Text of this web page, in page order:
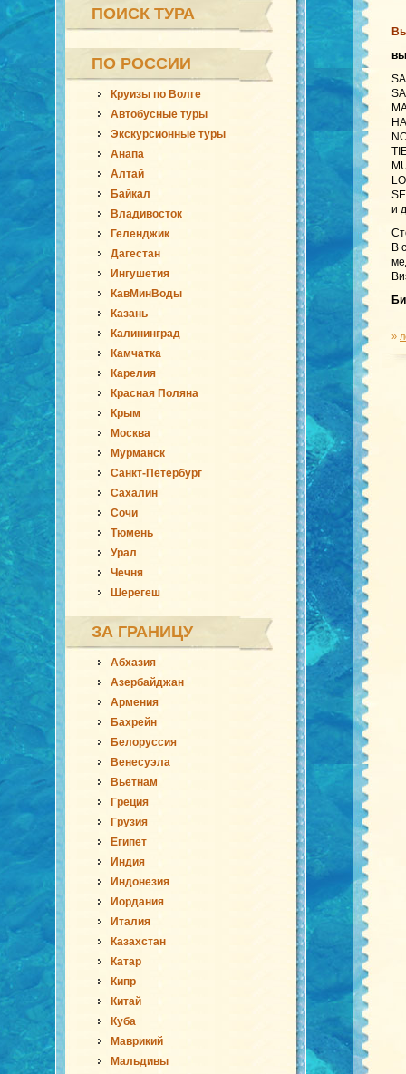
ПОИСК ТУРА
ПО РОССИИ
Круизы по Волге
Автобусные туры
Экскурсионные туры
Анапа
Алтай
Байкал
Владивосток
Геленджик
Дагестан
Ингушетия
КавМинВоды
Казань
Калининград
Камчатка
Карелия
Красная Поляна
Крым
Москва
Мурманск
Санкт-Петербург
Сахалин
Сочи
Тюмень
Урал
Чечня
Шерегеш
ЗА ГРАНИЦУ
Абхазия
Азербайджан
Армения
Бахрейн
Белоруссия
Венесуэла
Вьетнам
Греция
Грузия
Египет
Индия
Индонезия
Иордания
Италия
Казахстан
Катар
Кипр
Китай
Куба
Маврикий
Мальдивы
и
В
»